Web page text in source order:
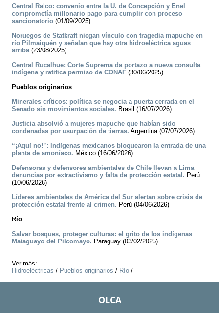
Central Ralco: convenio entre la U. de Concepción y Enel
comprometía millonario pago para cumplir con proceso
sancionatorio (01/09/2025)
Noruegos de Statkraft niegan vínculo con tragedia mapuche en
río Pilmaiquén y señalan que hay otra hidroeléctrica aguas
arriba(23/08/2025)
Central Rucalhue: Corte Suprema da portazo a nueva consulta
indígena y ratifica permiso de CONAF (30/06/2025)
Pueblos originarios
Minerales críticos: política se negocia a puerta cerrada en el
Senado sin movimientos sociales. Brasil (16/07/2026)
Justicia absolvió a mujeres mapuche que habían sido
condenadas por usurpación de tierras. Argentina (07/07/2026)
“¡Aquí no!”: indígenas mexicanos bloquearon la entrada de una
planta de amoníaco. México (16/06/2026)
Defensoras y defensores ambientales de Chile llevan a Lima
denuncias por extractivismo y falta de protección estatal. Perú
(10/06/2026)
Líderes ambientales de América del Sur alertan sobre crisis de
protección estatal frente al crimen. Perú (04/06/2026)
Río
Salvar bosques, proteger culturas: el grito de los indígenas
Mataguayo del Pilcomayo. Paraguay (03/02/2025)
Ver más:
Hidroeléctricas / Pueblos originarios / Río /
OLCA